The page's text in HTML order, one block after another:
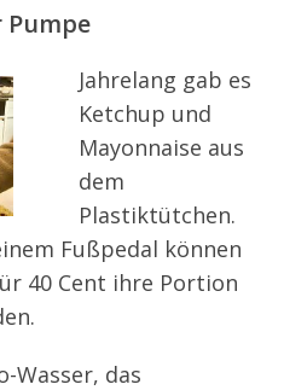
Pumpe
Jahrelang gab es
Ketchup und
Mayonnaise aus
dem
Plastiktütchen.
Fußpedal können
40 Cent ihre Portion
Wasser, das